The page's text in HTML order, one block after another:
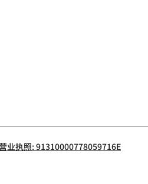
业执照: 91310000778059716E